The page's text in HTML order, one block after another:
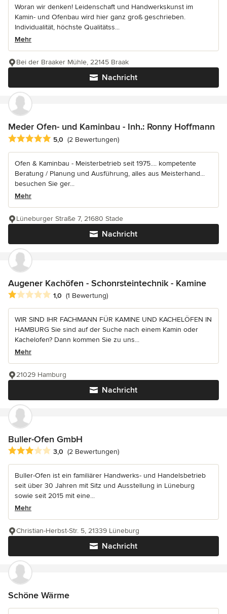
Woran wir denken! Leidenschaft und Handwerkskunst im
Kamin- und Ofenbau wird hier ganz groß geschrieben.
Individualität, höchste Qualitätss...
Mehr
Nachricht
Bei der Braaker Mühle, 22145 Braak
Meder Ofen- und Kaminbau - Inh.: Ronny Hoffmann
Durchschnittliche Bewertung: 5 von 5 Sternen
5,0 (2 Bewertungen)
Ofen & Kaminbau - Meisterbetrieb seit 1975.... kompetente
Beratung / Planung und Ausführung, alles aus Meisterhand...
besuchen Sie ger...
Mehr
Nachricht
Lüneburger Straße 7, 21680 Stade
Augener Kachöfen - Schonrsteintechnik - Kamine
Durchschnittliche Bewertung: 1 von 5 Sternen
1,0 (1 Bewertung)
WIR SIND IHR FACHMANN FÜR KAMINE UND KACHELÖFEN IN
HAMBURG Sie sind auf der Suche nach einem Kamin oder
Kachelofen? Dann kommen Sie zu uns...
Mehr
Nachricht
21029 Hamburg
Buller-Ofen GmbH
Durchschnittliche Bewertung: 3 von 5 Sternen
3,0 (2 Bewertungen)
Buller-Ofen ist ein familiärer Handwerks- und Handelsbetrieb
seit über 30 Jahren mit Sitz und Ausstellung in Lüneburg
sowie seit 2015 mit eine...
Mehr
Nachricht
Christian-Herbst-Str. 5, 21339 Lüneburg
Schöne Wärme